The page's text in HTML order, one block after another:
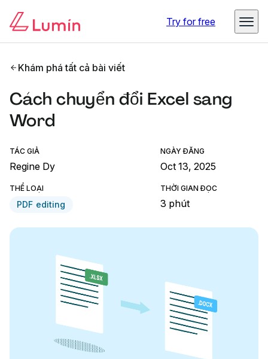
Try for free
Khám phá tất cả bài viết
Cách chuyển đổi Excel sang
Word
TÁC GIẢ
Regine Dy
NGÀY ĐĂNG
Oct 13, 2025
THỂ LOẠI
PDF editing
THỜI GIAN ĐỌC
3 phút